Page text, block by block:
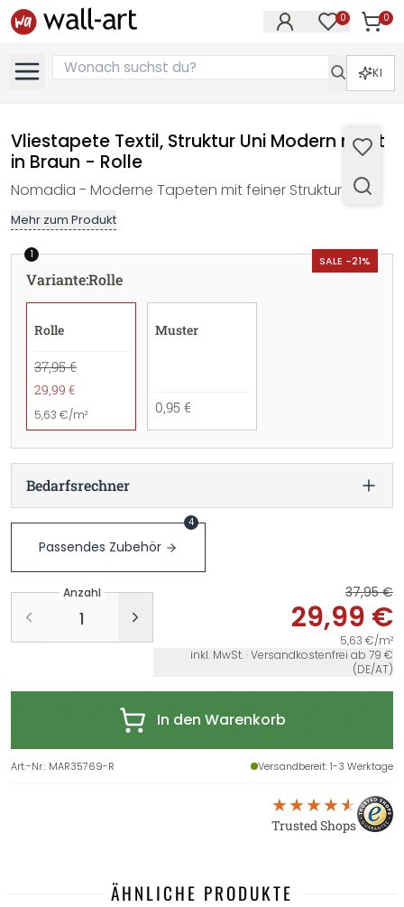
0 0
KI
Vliestapete Textil, Struktur Uni Modern matt
in Braun - Rolle
Nomadia - Moderne Tapeten mit feiner Struktur
Mehr zum Produkt
SALE -21%
1
Variante:Rolle
Rolle
37,95 €
29,99 €
5,63 €/m²
Muster
0,95 €
Bedarfsrechner
Passendes Zubehör
4
Anzahl 37,95 €
29,99 €
5,63 €/m²
inkl. MwSt. · Versandkostenfrei ab 79 €
(DE/AT)
In den Warenkorb
Art.-Nr.: MAR35769-R Versandbereit: 1-3 Werktage
Trusted Shops
ÄHNLICHE PRODUKTE